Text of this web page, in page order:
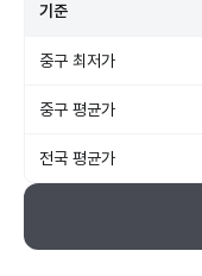
기준
중구 최저가
중구 평균가
전국 평균가